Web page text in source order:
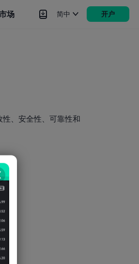
场 简中 开户
、安全性、可靠性和